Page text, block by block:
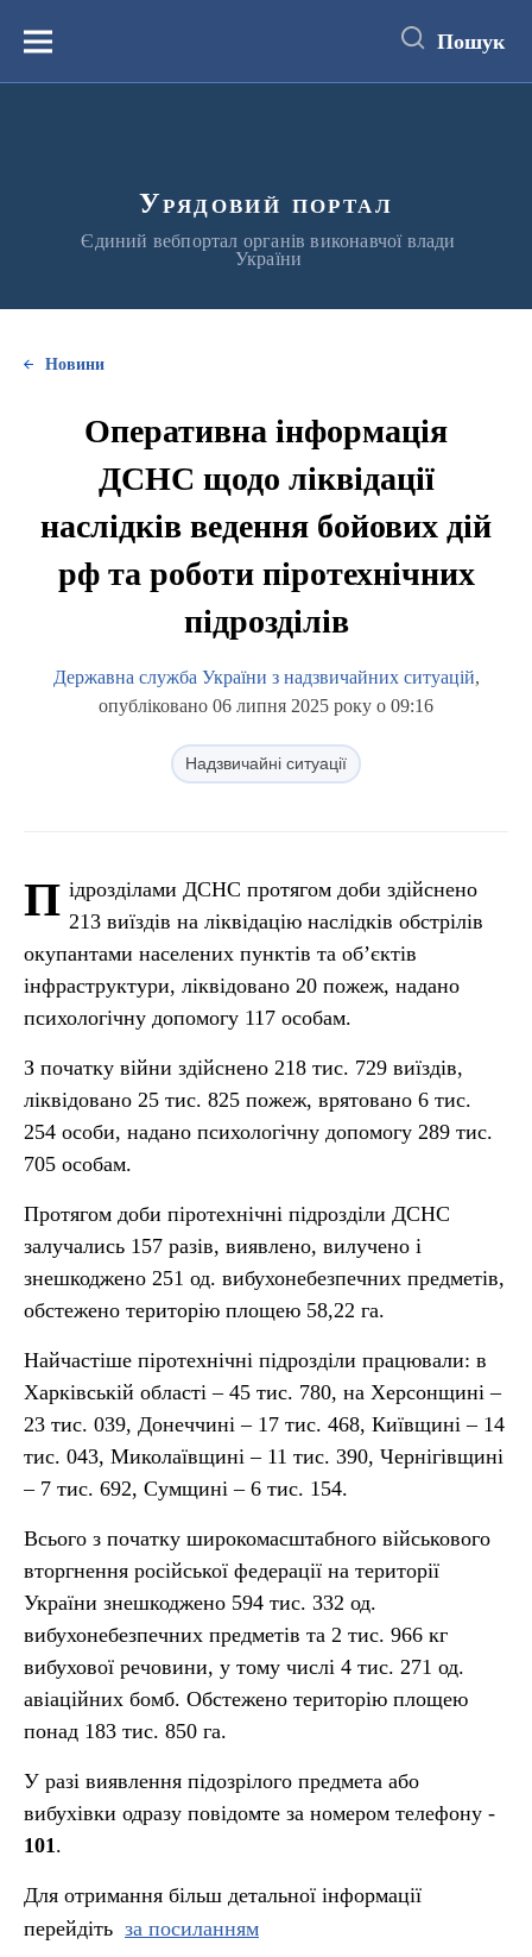
вмістуМеню Пошук
Урядовий портал
Єдиний вебпортал органів виконавчої влади
України
Новини
Оперативна інформація
ДСНС щодо ліквідації
наслідків ведення бойових дій
рф та роботи піротехнічних
підрозділів
Державна служба України з надзвичайних ситуацій,
опубліковано 06 липня 2025 року о 09:16
Надзвичайні ситуації
П ідрозділами ДСНС протягом доби здійснено
213 виїздів на ліквідацію наслідків обстрілів
окупантами населених пунктів та об’єктів
інфраструктури, ліквідовано 20 пожеж, надано
психологічну допомогу 117 особам.
З початку війни здійснено 218 тис. 729 виїздів,
ліквідовано 25 тис. 825 пожеж, врятовано 6 тис.
254 особи, надано психологічну допомогу 289 тис.
705 особам.
Протягом доби піротехнічні підрозділи ДСНС
залучались 157 разів, виявлено, вилучено і
знешкоджено 251 од. вибухонебезпечних предметів,
обстежено територію площею 58,22 га.
Найчастіше піротехнічні підрозділи працювали: в
Харківській області – 45 тис. 780, на Херсонщині –
23 тис. 039, Донеччині – 17 тис. 468, Київщині – 14
тис. 043, Миколаївщині – 11 тис. 390, Чернігівщині
– 7 тис. 692, Сумщині – 6 тис. 154.
Всього з початку широкомасштабного військового
вторгнення російської федерації на території
України знешкоджено 594 тис. 332 од.
вибухонебезпечних предметів та 2 тис. 966 кг
вибухової речовини, у тому числі 4 тис. 271 од.
авіаційних бомб. Обстежено територію площею
понад 183 тис. 850 га.
У разі виявлення підозрілого предмета або
вибухівки одразу повідомте за номером телефону -
101.
Для отримання більш детальної інформації
перейдіть за посиланням